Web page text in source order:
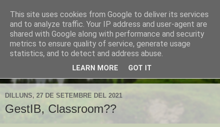
CEIP Establiments
L'espai web de l'escola d'Establiments
DILLUNS, 27 DE SETEMBRE DEL 2021
GestIB, Classroom??
This site uses cookies from Google to deliver its services
and to analyze traffic. Your IP address and user-agent are
shared with Google along with performance and security
metrics to ensure quality of service, generate usage
statistics, and to detect and address abuse.
LEARN MORE GOT IT